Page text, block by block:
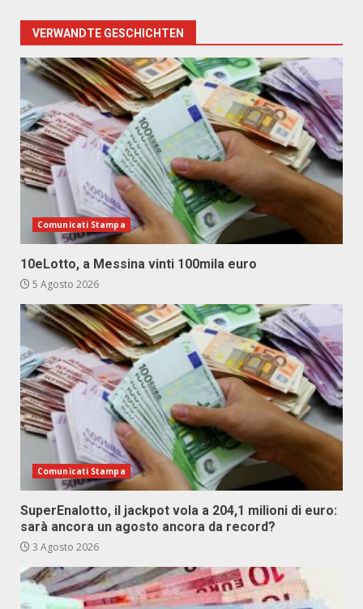
VERWANDTE GESCHICHTEN
Comunicati Stampa
10eLotto, a Messina vinti 100mila euro
5 Agosto 2026
Comunicati Stampa
SuperEnalotto, il jackpot vola a 204,1 milioni di euro:
sarà ancora un agosto ancora da record?
3 Agosto 2026